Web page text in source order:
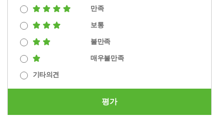
만족
보통
불만족
매우불만족
기타의견
평가